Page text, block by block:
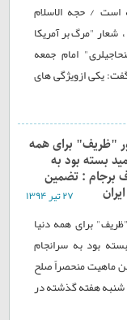
است / حجه الاسلام
شعار "مرگ بر آمريکا
امام جمعه
یکی ازویژگی های
"ظریف" برای همه
بسته بود به
برجام : تضمین
۲۷ تير ۱۳۹۴
برای همه دنیا
بود به سرانجام
ماهیت منحصراً صلح
شنبه هفته گذشته در